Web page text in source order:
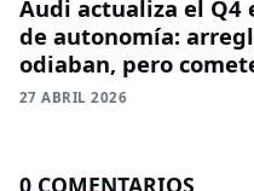
Audi actualiza el Q4
de autonomía:
odiaban, pero
27 ABRIL 2026